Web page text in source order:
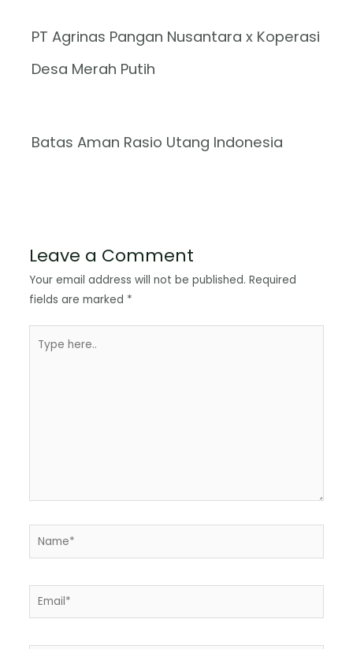
PT Agrinas Pangan Nusantara x Koperasi
Desa Merah Putih
Batas Aman Rasio Utang Indonesia
Leave a Comment
Your email address will not be published. Required
fields are marked *